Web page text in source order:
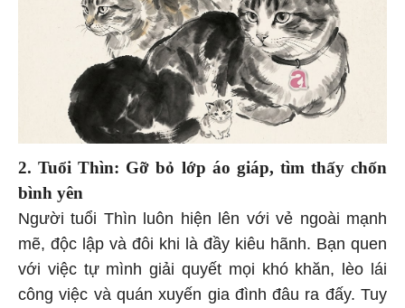
2. Tuổi Thìn: Gỡ bỏ lớp áo giáp, tìm thấy chốn
bình yên
Người tuổi Thìn luôn hiện lên với vẻ ngoài mạnh
mẽ, độc lập và đôi khi là đầy kiêu hãnh. Bạn quen
với việc tự mình giải quyết mọi khó khăn, lèo lái
công việc và quán xuyến gia đình đâu ra đấy. Tuy